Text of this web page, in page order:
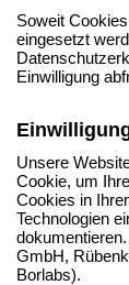
Soweit
eingesetzt
Einwilligung
Unsere
Cookie, um
Cookies in
Technologien
GmbH,
Borlabs).